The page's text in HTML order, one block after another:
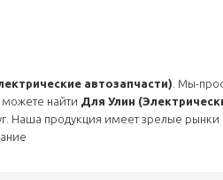
автозапчасти) . Мы-
можете найти Для Улин
Наша продукция имеет зрелые